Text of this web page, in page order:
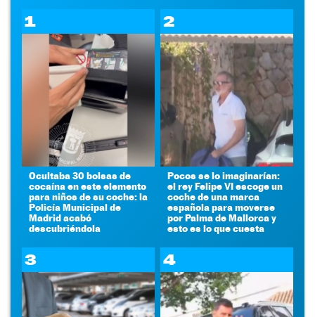
1
Ocultaba 30 bolsas de
cocaína en este elemento
para niños de su coche: la
Policía Municipal de
Madrid acabó
descubriéndola
2
Pocos se lo imaginarían:
el rey Felipe VI escoge un
coche de una marca
española para moverse
por Palma de Mallorca y
esto es lo que cuesta
3 4